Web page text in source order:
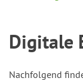
Digitale
Nachfolgend